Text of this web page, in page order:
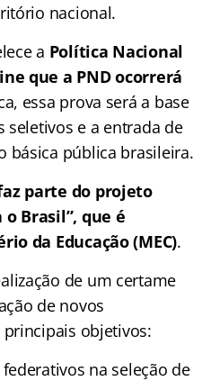
nacional.
a Política Nacional
que a PND ocorrerá
essa prova será a base
seletivos e a entrada de
básica pública brasileira.
parte do projeto
o Brasil”, que é
da Educação (MEC).
de um certame
de novos
objetivos:
na seleção de